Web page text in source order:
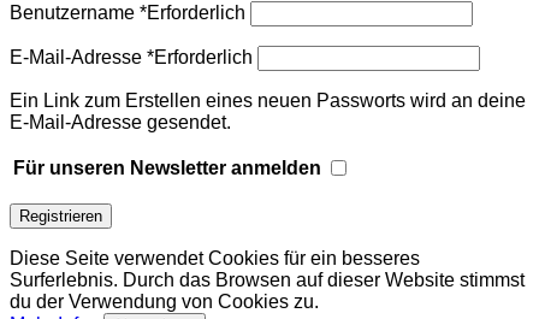
Benutzername *Erforderlich
E-Mail-Adresse *Erforderlich
Ein Link zum Erstellen eines neuen Passworts wird an deine
E-Mail-Adresse gesendet.
Für unseren Newsletter anmelden
Registrieren
Diese Seite verwendet Cookies für ein besseres
Surferlebnis. Durch das Browsen auf dieser Website stimmst
du der Verwendung von Cookies zu.